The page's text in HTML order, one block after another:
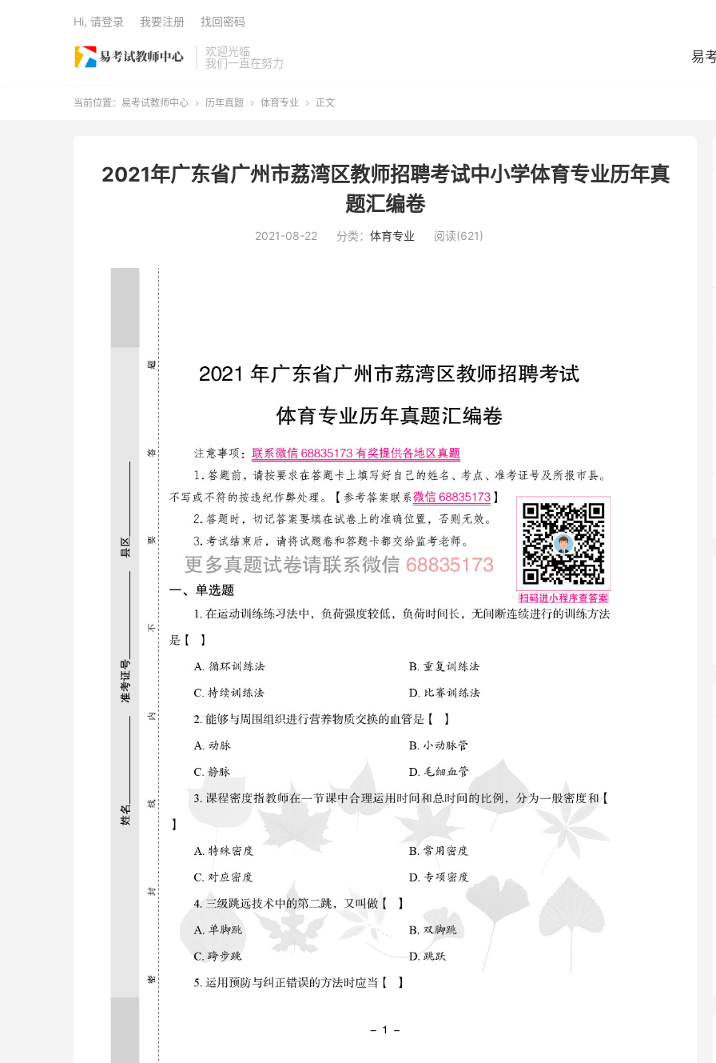
欢迎光临
我们一直在努力
易
Hi, 请登录 我要注册 找回密码
当前位置： 易考试教师中心  历年真题  体育专业  正文
2021年广东省广州市荔湾区教师招聘考试中小学体育专业历年真
题汇编卷
2021-08-22 分类： 体育专业 阅读(621)